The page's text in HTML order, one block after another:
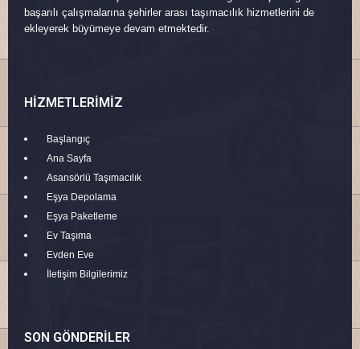
başarılı çalışmalarına şehirler arası taşımacılık hizmetlerini de
ekleyerek büyümeye devam etmektedir.
HIZMETLERIMIZ
Başlangıç
Ana Sayfa
Asansörlü Taşımacılık
Eşya Depolama
Eşya Paketleme
Ev Taşıma
Evden Eve
İletişim Bilgilerimiz
SON GÖNDERILER